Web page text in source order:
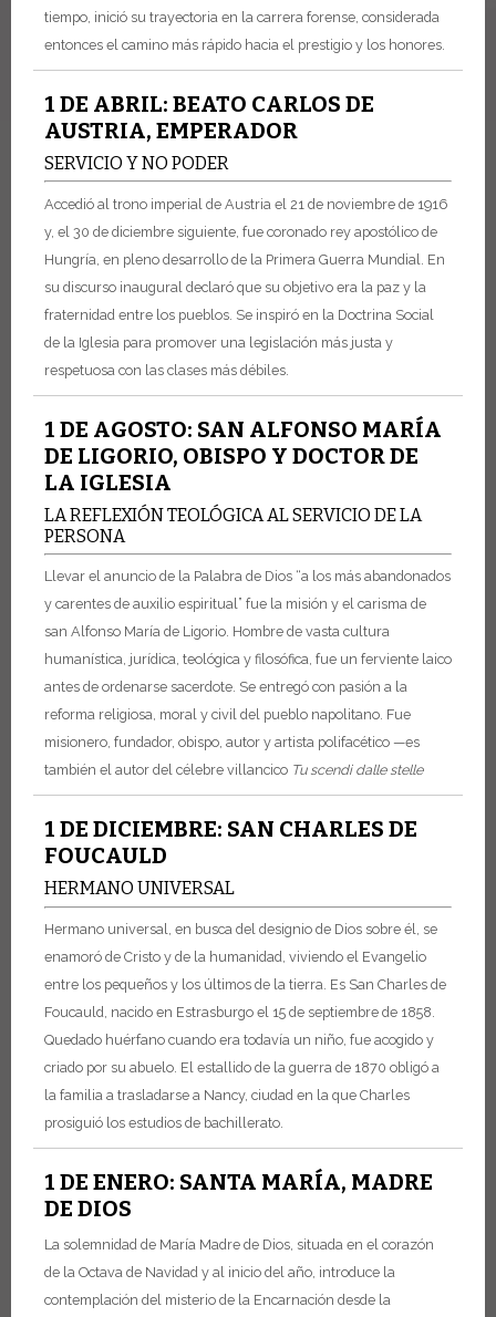
tiempo, inició su trayectoria en la carrera forense, considerada
entonces el camino más rápido hacia el prestigio y los honores.
1 DE ABRIL: BEATO CARLOS DE
AUSTRIA, EMPERADOR
SERVICIO Y NO PODER
Accedió al trono imperial de Austria el 21 de noviembre de 1916
y, el 30 de diciembre siguiente, fue coronado rey apostólico de
Hungría, en pleno desarrollo de la Primera Guerra Mundial. En
su discurso inaugural declaró que su objetivo era la paz y la
fraternidad entre los pueblos. Se inspiró en la Doctrina Social
de la Iglesia para promover una legislación más justa y
respetuosa con las clases más débiles.
1 DE AGOSTO: SAN ALFONSO MARÍA
DE LIGORIO, OBISPO Y DOCTOR DE
LA IGLESIA
LA REFLEXIÓN TEOLÓGICA AL SERVICIO DE LA
PERSONA
Llevar el anuncio de la Palabra de Dios “a los más abandonados
y carentes de auxilio espiritual” fue la misión y el carisma de
san Alfonso María de Ligorio. Hombre de vasta cultura
humanística, jurídica, teológica y filosófica, fue un ferviente laico
antes de ordenarse sacerdote. Se entregó con pasión a la
reforma religiosa, moral y civil del pueblo napolitano. Fue
misionero, fundador, obispo, autor y artista polifacético —es
también el autor del célebre villancico Tu scendi dalle stelle
1 DE DICIEMBRE: SAN CHARLES DE
FOUCAULD
HERMANO UNIVERSAL
Hermano universal, en busca del designio de Dios sobre él, se
enamoró de Cristo y de la humanidad, viviendo el Evangelio
entre los pequeños y los últimos de la tierra. Es San Charles de
Foucauld, nacido en Estrasburgo el 15 de septiembre de 1858.
Quedado huérfano cuando era todavía un niño, fue acogido y
criado por su abuelo. El estallido de la guerra de 1870 obligó a
la familia a trasladarse a Nancy, ciudad en la que Charles
prosiguió los estudios de bachillerato.
1 DE ENERO: SANTA MARÍA, MADRE
DE DIOS
La solemnidad de María Madre de Dios, situada en el corazón
de la Octava de Navidad y al inicio del año, introduce la
contemplación del misterio de la Encarnación desde la